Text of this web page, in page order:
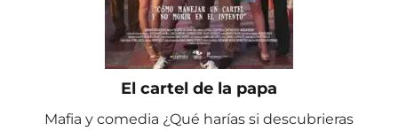
El cartel de la papa
Mafia y comedia ¿Qué harías si descubrieras